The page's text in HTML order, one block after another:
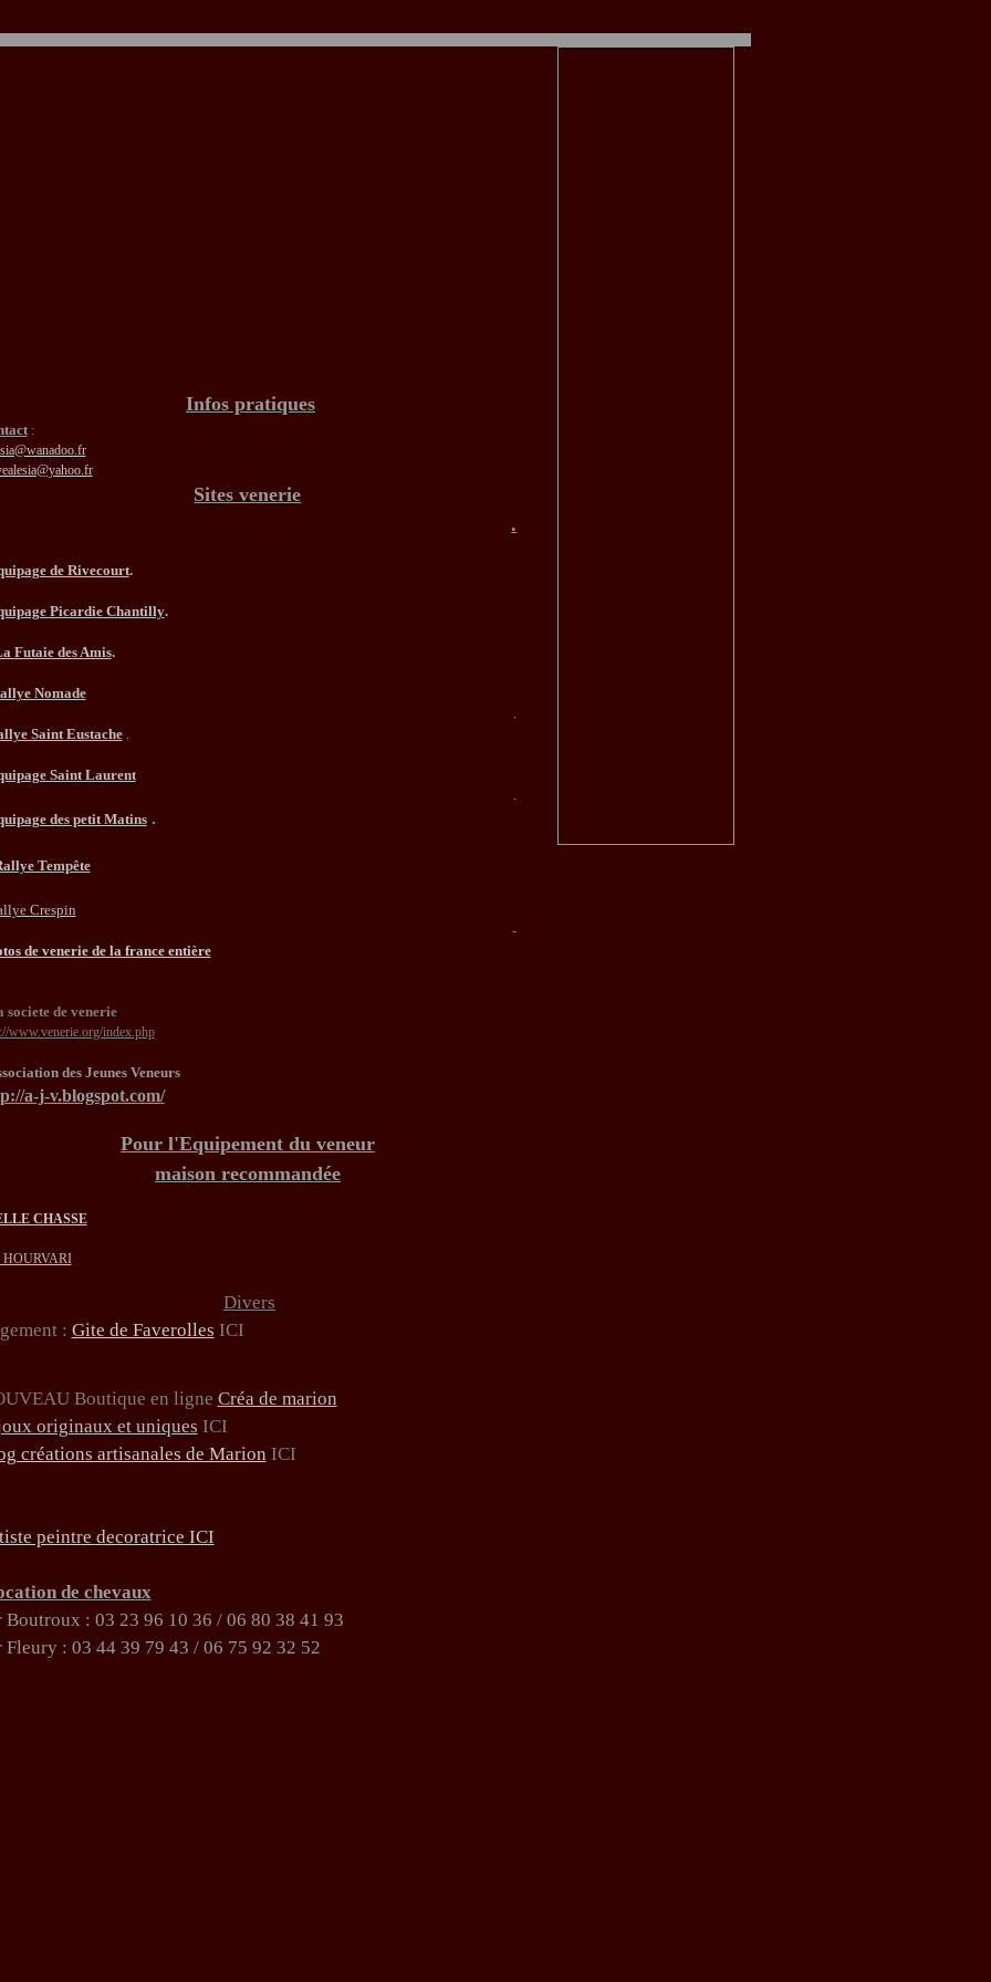
Infos pratiques
:
Sites venerie
.
de Rivecourt.
Picardie Chantilly.
Futaie des Amis.
Nomade
.
Saint Eustache .
Saint Laurent
.
des petit Matins .
Tempête
Crespin
-
de venerie de la france entière
societe de venerie
www.venerie.org/index.php
des Jeunes Veneurs
a-j-v.blogspot.com/
Pour l'Equipement du veneur
maison recommandée
CHASSE
HOURVARI
Divers
: Gite de Faverolles ICI
Boutique en ligne Créa de marion
originaux et uniques ICI
créations artisanales de Marion ICI
peintre decoratrice ICI
de chevaux
Boutroux : 03 23 96 10 36 / 06 80 38 41 93
Fleury : 03 44 39 79 43 / 06 75 92 32 52